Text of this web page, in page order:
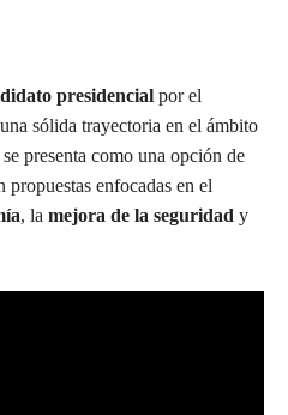
presidencial por el
sólida trayectoria en el ámbito
presenta como una opción de
propuestas enfocadas en el
, la mejora de la seguridad y